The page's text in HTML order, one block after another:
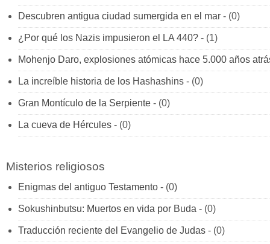
Descubren antigua ciudad sumergida en el mar - (0)
¿Por qué los Nazis impusieron el LA 440? - (1)
Mohenjo Daro, explosiones atómicas hace 5.000 años
La increíble historia de los Hashashins - (0)
Gran Montículo de la Serpiente - (0)
La cueva de Hércules - (0)
Misterios religiosos
Enigmas del antiguo Testamento - (0)
Sokushinbutsu: Muertos en vida por Buda - (0)
Traducción reciente del Evangelio de Judas - (0)